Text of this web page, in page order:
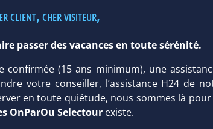
DOMINICUS LA ROMANA 4*
client, cher visiteur,
passer des vacances en toute sérénité.
confirmée (15 ans minimum), une
votre conseiller, l’assistance H24 de
en toute quiétude, nous sommes là
OnParOu Selectourexiste.